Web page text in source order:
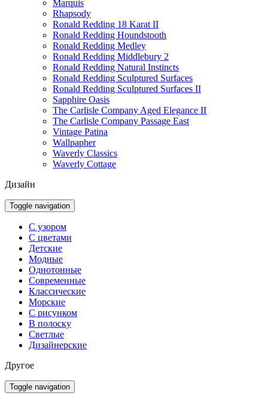
Marquis
Rhapsody
Ronald Redding 18 Karat II
Ronald Redding Houndstooth
Ronald Redding Medley
Ronald Redding Middlebury 2
Ronald Redding Natural Instincts
Ronald Redding Sculptured Surfaces
Ronald Redding Sculptured Surfaces II
Sapphire Oasis
The Carlisle Company Aged Elegance II
The Carlisle Company Passage East
Vintage Patina
Wallpapher
Waverly Classics
Waverly Cottage
Дизайн
Toggle navigation
С узором
С цветами
Детские
Модные
Однотонные
Современные
Классические
Морские
С рисунком
В полоску
Светлые
Дизайнерские
Другое
Toggle navigation